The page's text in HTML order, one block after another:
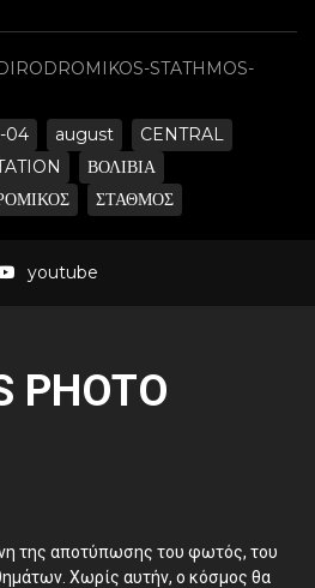
STATHMOS-
04 august
CENTRAL
ΒΟΛΙΒΙΑ
ΣΤΑΘΜΟΣ
youtube
PHOTO
της αποτύπωσης του φωτός, του
Χωρίς αυτήν, ο κόσμος θα